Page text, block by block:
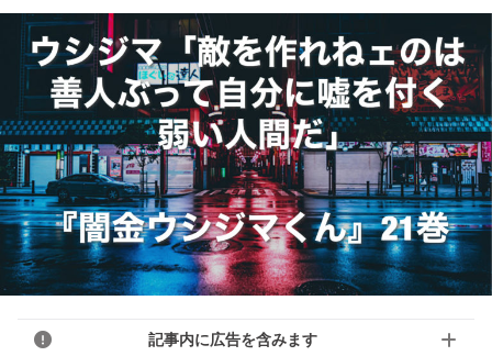
記事内に広告を含みます